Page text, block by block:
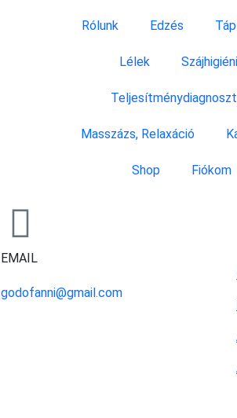
Rólunk Edzés
Lélek
Masszázs, Relaxáció
Shop Fiókom
EMAIL
godofanni@gmail.com